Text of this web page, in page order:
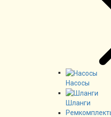
Насосы
Шланги